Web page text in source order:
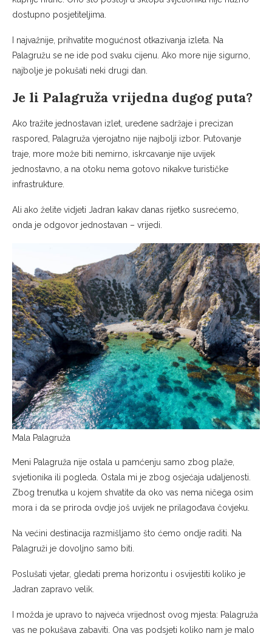
dostupno posjetiteljima.
I najvažnije, prihvatite mogućnost otkazivanja izleta. Na
Palagružu se ne ide pod svaku cijenu. Ako more nije sigurno,
najbolje je pokušati neki drugi dan.
Je li Palagruža vrijedna dugog puta?
Ako tražite jednostavan izlet, uređene sadržaje i precizan
raspored, Palagruža vjerojatno nije najbolji izbor. Putovanje
traje, more može biti nemirno, iskrcavanje nije uvijek
jednostavno, a na otoku nema gotovo nikakve turističke
infrastrukture.
Ali ako želite vidjeti Jadran kakav danas rijetko susrećemo,
onda je odgovor jednostavan – vrijedi.
Mala Palagruža
Meni Palagruža nije ostala u pamćenju samo zbog plaže,
svjetionika ili pogleda. Ostala mi je zbog osjećaja udaljenosti.
Zbog trenutka u kojem shvatite da oko vas nema ničega osim
mora i da se priroda ovdje još uvijek ne prilagođava čovjeku.
Na većini destinacija razmišljamo što ćemo ondje raditi. Na
Palagruži je dovoljno samo biti.
Poslušati vjetar, gledati prema horizontu i osvijestiti koliko je
Jadran zapravo velik.
I možda je upravo to najveća vrijednost ovog mjesta: Palagruža
vas ne pokušava zabaviti. Ona vas podsjeti koliko nam je malo